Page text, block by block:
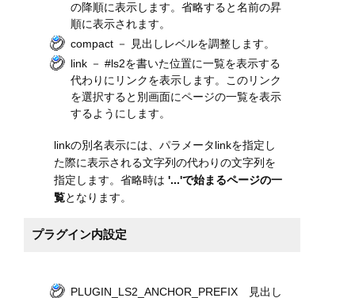
の降順に表示します。省略すると名前の昇
順に表示されます。
compact － 見出しレベルを調整します。
link － #ls2を書いた位置に一覧を表示する
代わりにリンクを表示します。このリンク
を選択すると別画面にページの一覧を表示
するようにします。
linkの別名表示には、パラメータlinkを指定し
た際に表示される文字列の代わりの文字列を
指定します。省略時は '...'で始まるページの一
覧となります。
プラグイン内設定
PLUGIN_LS2_ANCHOR_PREFIX 見出し